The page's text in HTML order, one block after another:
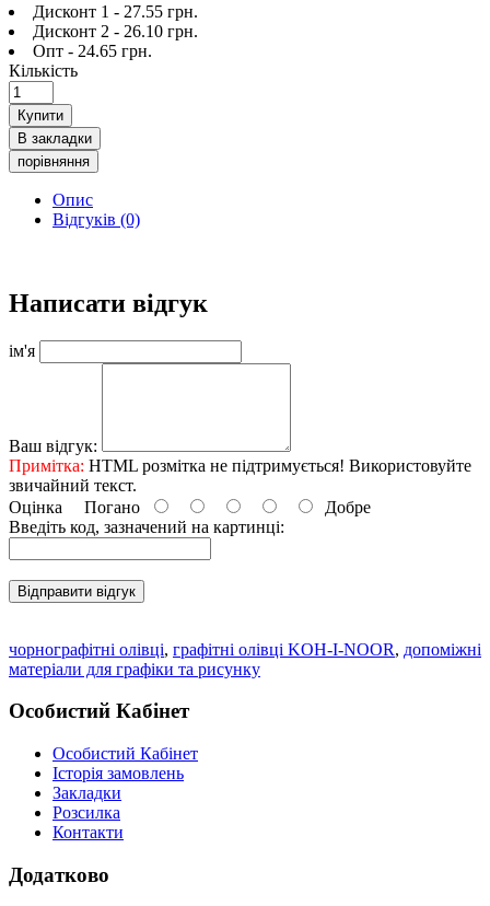
Дисконт 1 - 27.55 грн.
Дисконт 2 - 26.10 грн.
Опт - 24.65 грн.
Кількість
Купити
В закладки
порівняння
Опис
Відгуків (0)
Написати відгук
ім'я
Ваш відгук:
Примітка: HTML розмітка не підтримується! Використовуйте
звичайний текст.
Оцінка Погано
Добре
Введіть код, зазначений на картинці:
Відправити відгук
чорнографітні олівці, графітні олівці KOH-I-NOOR, допоміжні
матеріали для графіки та рисунку
Особистий Кабінет
Особистий Кабінет
Історія замовлень
Закладки
Розсилка
Контакти
Додатково